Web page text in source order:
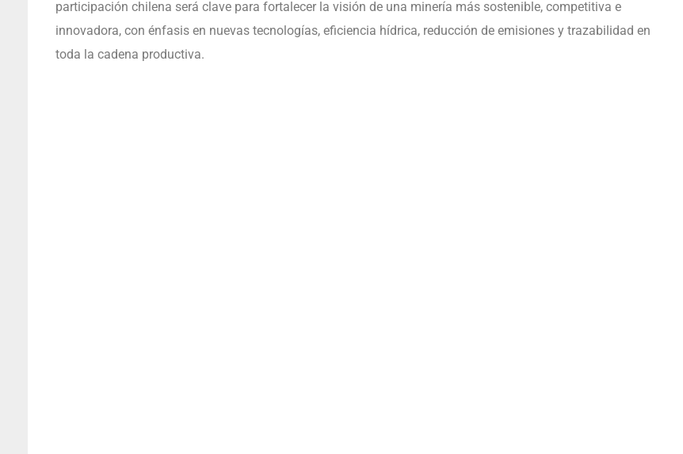
participación chilena será clave para fortalecer la visión de una minería más sostenible, competitiva e
innovadora, con énfasis en nuevas tecnologías, eficiencia hídrica, reducción de emisiones y trazabilidad en
toda la cadena productiva.